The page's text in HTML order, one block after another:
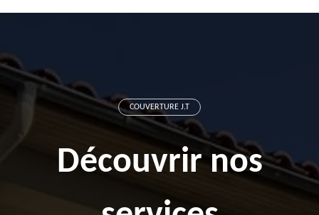
COUVERTURE J.T
Découvrir nos